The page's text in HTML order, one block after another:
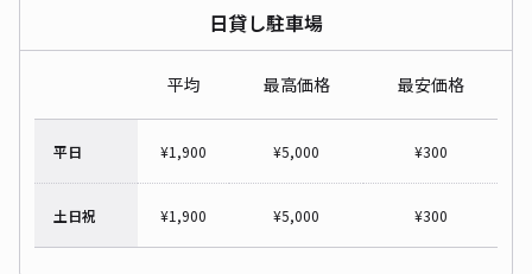
日貸し駐車場
平均 最高価格 最安価格
平日 ¥1,900 ¥5,000 ¥300
土日祝 ¥1,900 ¥5,000 ¥300